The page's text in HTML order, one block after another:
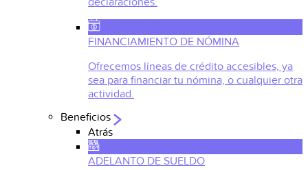
FINANCIAMIENTO DE NÓMINA
Ofrecemos líneas de crédito accesibles, ya
sea para financiar tu nómina, o cualquier otra
actividad.
Beneficios
Atrás
ADELANTO DE SUELDO